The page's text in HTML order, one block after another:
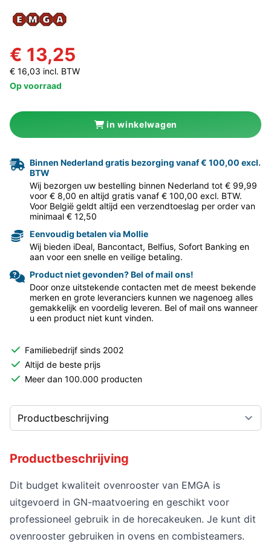
€ 13,25
€ 16,03 incl. BTW
Op voorraad
in winkelwagen
Binnen Nederland gratis bezorging vanaf € 100,00 excl.
BTW
Wij bezorgen uw bestelling binnen Nederland tot € 99,99
voor € 8,00 en altijd gratis vanaf € 100,00 excl. BTW.
Voor België geldt altijd een verzendtoeslag per order van
minimaal € 12,50
Eenvoudig betalen via Mollie
Wij bieden iDeal, Bancontact, Belfius, Sofort Banking en
aan voor een snelle en veilige betaling.
Product niet gevonden? Bel of mail ons!
Door onze uitstekende contacten met de meest bekende
merken en grote leveranciers kunnen we nagenoeg alles
gemakkelijk en voordelig leveren. Bel of mail ons wanneer
u een product niet kunt vinden.
Familiebedrijf sinds 2002
Altijd de beste prijs
Meer dan 100.000 producten
Productbeschrijving
Dit budget kwaliteit ovenrooster van EMGA is
uitgevoerd in GN-maatvoering en geschikt voor
professioneel gebruik in de horecakeuken. Je kunt dit
ovenrooster gebruiken in ovens en combisteamers.